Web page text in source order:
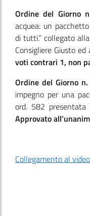
Ordine del Giorno
acquea: un
di tutti.” collegato
Consigliere Giusto ed
voti contrari 1, non
Ordine del Giorno
impegno per una
ord. 582 presentata
Approvato
Collegamento al